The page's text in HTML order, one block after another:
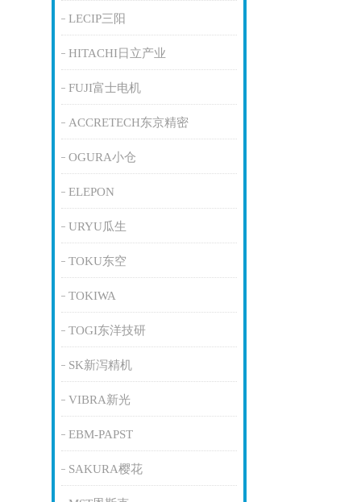
LECIP三阳
HITACHI日立产业
FUJI富士电机
ACCRETECH东京精密
OGURA小仓
ELEPON
URYU瓜生
TOKU东空
TOKIWA
TOGI东洋技研
SK新泻精机
VIBRA新光
EBM-PAPST
SAKURA樱花